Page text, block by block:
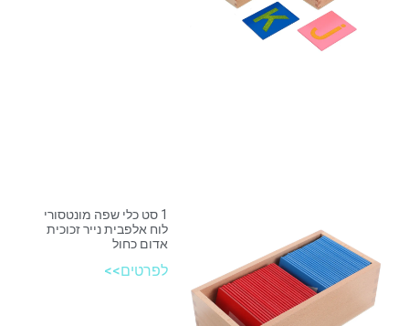
1 סט כלי שפה מונטסורי
לוח אלפבית נייר זכוכית
אדום כחול
לפרטים>>